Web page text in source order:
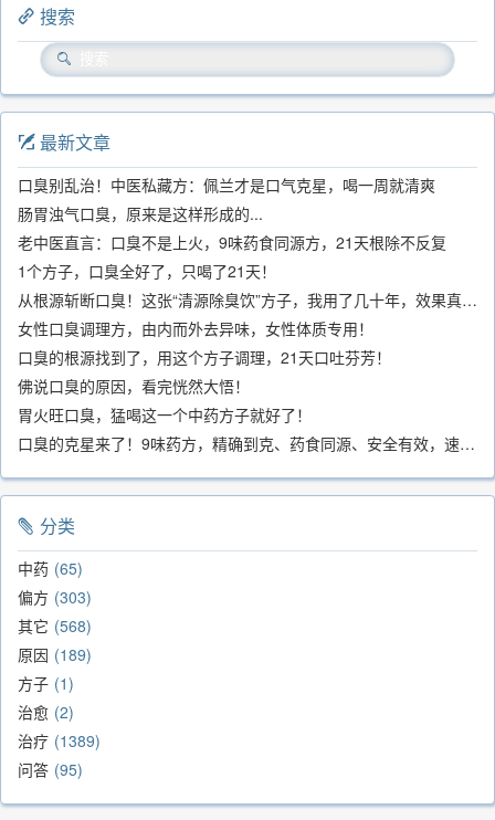
搜索
最新文章
口臭别乱治！中医私藏方：佩兰才是口气克星，喝一周就清爽
肠胃浊气口臭，原来是这样形成的...
老中医直言：口臭不是上火，9味药食同源方，21天根除不反复
1个方子，口臭全好了，只喝了21天！
从根源斩断口臭！这张“清源除臭饮”方子，我用了几十年，效果真不错
女性口臭调理方，由内而外去异味，女性体质专用！
口臭的根源找到了，用这个方子调理，21天口吐芬芳！
佛说口臭的原因，看完恍然大悟！
胃火旺口臭，猛喝这一个中药方子就好了！
口臭的克星来了！9味药方，精确到克、药食同源、安全有效，速看！
分类
中药 65
偏方 303
其它 568
原因 189
方子 1
治愈 2
治疗 1389
问答 95